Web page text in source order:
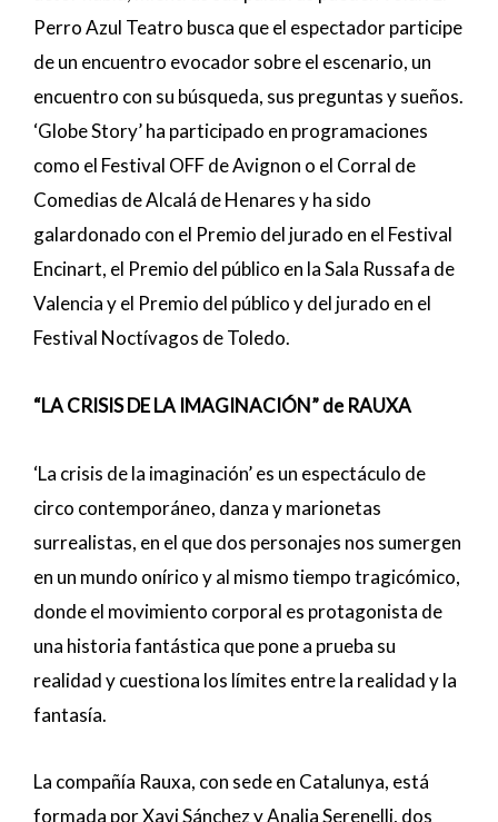
Perro Azul Teatro busca que el espectador participe
de un encuentro evocador sobre el escenario, un
encuentro con su búsqueda, sus preguntas y sueños.
‘Globe Story’ ha participado en programaciones
como el Festival OFF de Avignon o el Corral de
Comedias de Alcalá de Henares y ha sido
galardonado con el Premio del jurado en el Festival
Encinart, el Premio del público en la Sala Russafa de
Valencia y el Premio del público y del jurado en el
Festival Noctívagos de Toledo.
“LA CRISIS DE LA IMAGINACIÓN” de RAUXA
‘La crisis de la imaginación’ es un espectáculo de
circo contemporáneo, danza y marionetas
surrealistas, en el que dos personajes nos sumergen
en un mundo onírico y al mismo tiempo tragicómico,
donde el movimiento corporal es protagonista de
una historia fantástica que pone a prueba su
realidad y cuestiona los límites entre la realidad y la
fantasía.
La compañía Rauxa, con sede en Catalunya, está
formada por Xavi Sánchez y Analia Serenelli, dos